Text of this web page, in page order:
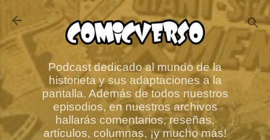
Ir al contenido principal
Podcast dedicado al mundo de la
historieta y sus adaptaciones a la
pantalla. Además de todos nuestros
episodios, en nuestros archivos
hallarás comentarios, reseñas,
artículos, columnas, ¡y mucho más!